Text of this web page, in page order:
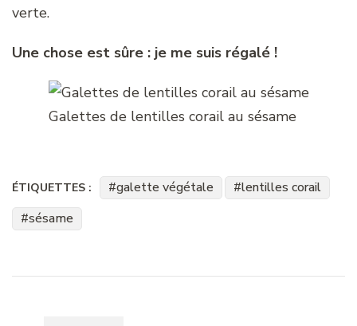
verte.
Une chose est sûre : je me suis régalé !
Galettes de lentilles corail au sésame
ÉTIQUETTES : galette végétale
lentilles corail
sésame